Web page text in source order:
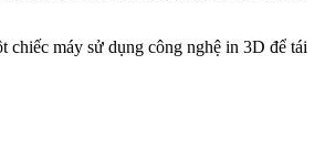
máy sử dụng công nghệ in 3D để tái